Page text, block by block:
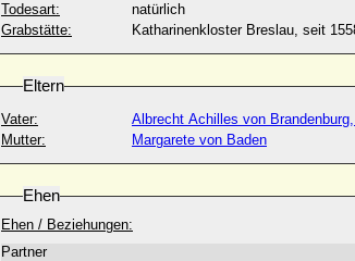
Todesart:
natürlich
Grabstätte:
Katharinenkloster Breslau, seit
Eltern
Vater:
Albrecht Achilles von
Mutter:
Margarete von Baden
Ehen
Ehen / Beziehungen:
Partner